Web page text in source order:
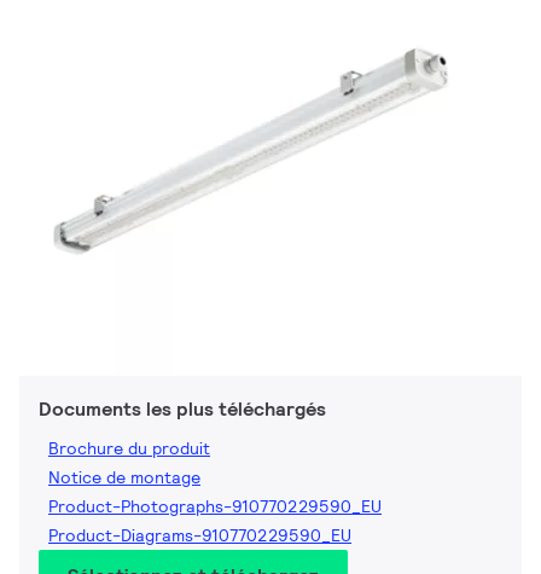
Documents les plus téléchargés
Brochure du produit
Notice de montage
Product-Photographs-910770229590_EU
Product-Diagrams-910770229590_EU